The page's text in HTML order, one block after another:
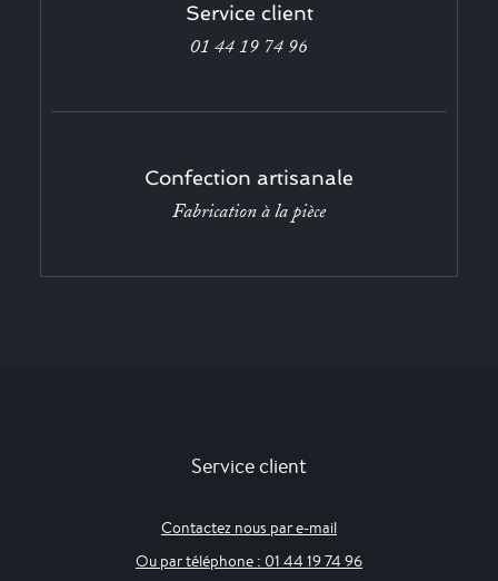
Service client
01 44 19 74 96
Confection artisanale
Fabrication à la pièce
Service client
Contactez nous par e-mail
Ou par téléphone : 01 44 19 74 96